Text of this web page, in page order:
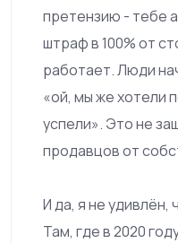
претензию - тебе
штраф в 100% от
работает. Люди
«ой, мы же хотели
успели». Это не
продавцов от
И да, я не удивлён,
Там, где в 2020